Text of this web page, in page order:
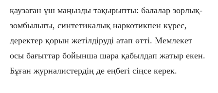
қаузаған үш маңызды тақырыпты: балалар зорлық-
зомбылығы, синтетикалық наркотикпен күрес,
деректер қорын жетілдіруді атап өтті. Мемлекет
осы бағыттар бойынша шара қабылдап жатыр екен.
Бұған журналистердің де еңбегі сіңсе керек.